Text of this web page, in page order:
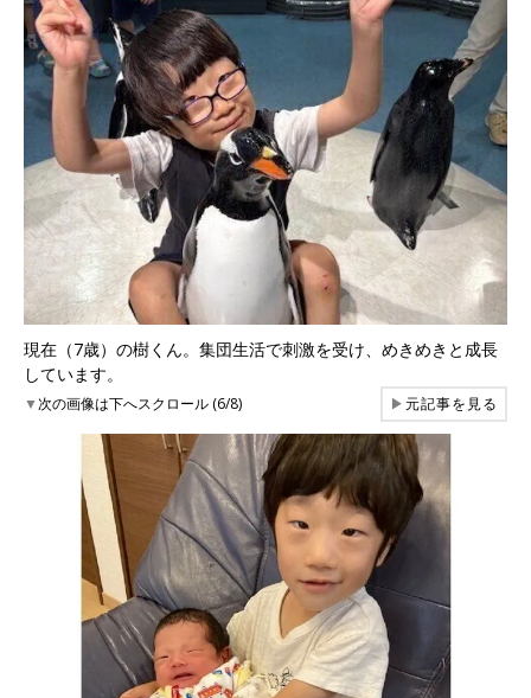
現在（7歳）の樹くん。集団生活で刺激を受け、めきめきと成長
しています。
▼次の画像は下へスクロール (6/8) ▶元記事を見る